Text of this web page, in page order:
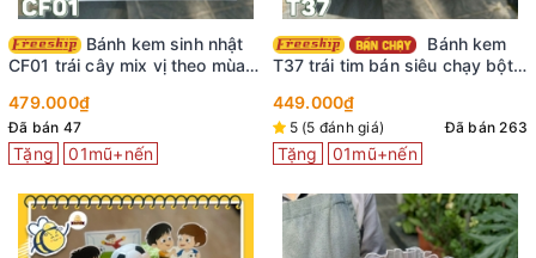
Bánh kem sinh nhật
CF01 trái cây mix vị theo mùa
479.000₫
Đã bán 47
Tặng 01mũ+nến
T37 trái tim bán siêu chạy bột
băng sáng tạo
449.000₫
5 (5 đánh giá) Đã bán 263
Tặng 01mũ+nến